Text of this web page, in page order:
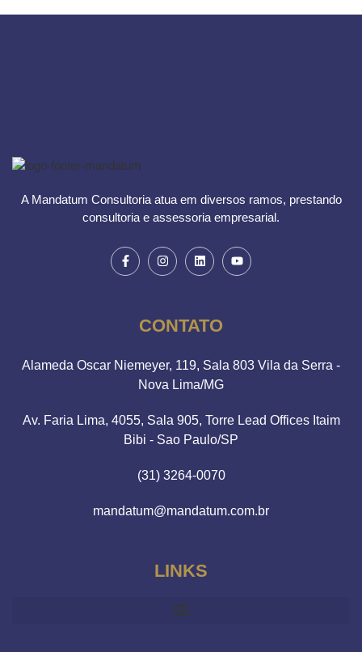
A Mandatum Consultoria atua em diversos ramos, prestando
consultoria e assessoria empresarial.
CONTATO
Alameda Oscar Niemeyer, 119, Sala 803 Vila da Serra -
Nova Lima/MG
Av. Faria Lima, 4055, Sala 905, Torre Lead Offices Itaim
Bibi - Sao Paulo/SP
(31) 3264-0070
mandatum@mandatum.com.br
LINKS